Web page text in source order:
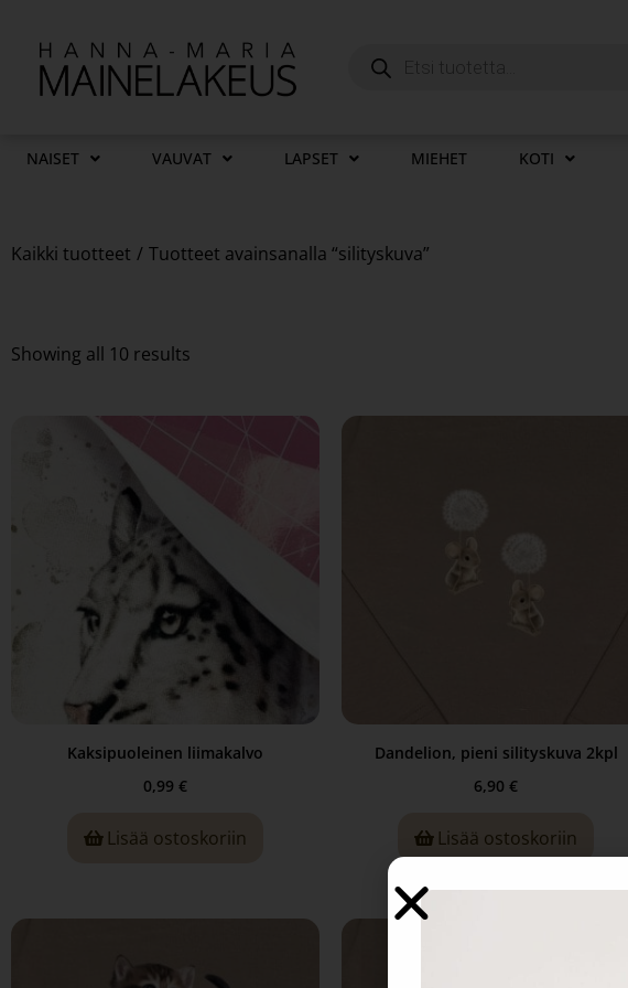
NAISET VAUVAT LAPSET MIEHET KOTI
Kaikki tuotteet / Tuotteet avainsanalla “silityskuva”
Showing all 10 results
Kaksipuoleinen liimakalvo
0,99 €
Lisää ostoskoriin
Dandelion, pieni silityskuva 2kpl
6,90 €
Lisää ostoskoriin